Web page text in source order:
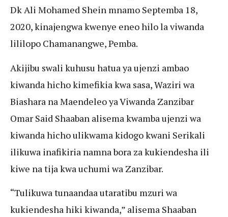
Dk Ali Mohamed Shein mnamo Septemba 18,
2020, kinajengwa kwenye eneo hilo la viwanda
lililopo Chamanangwe, Pemba.
Akijibu swali kuhusu hatua ya ujenzi ambao
kiwanda hicho kimefikia kwa sasa, Waziri wa
Biashara na Maendeleo ya Viwanda Zanzibar
Omar Said Shaaban alisema kwamba ujenzi wa
kiwanda hicho ulikwama kidogo kwani Serikali
ilikuwa inafikiria namna bora za kukiendesha ili
kiwe na tija kwa uchumi wa Zanzibar.
“Tulikuwa tunaandaa utaratibu mzuri wa
kukiendesha hiki kiwanda,” alisema Shaaban